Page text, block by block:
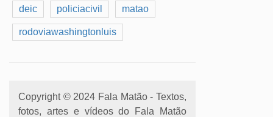
deic policiacivil matao
rodoviawashingtonluis
Copyright © 2024 Fala Matão - Textos,
fotos, artes e vídeos do Fala Matão